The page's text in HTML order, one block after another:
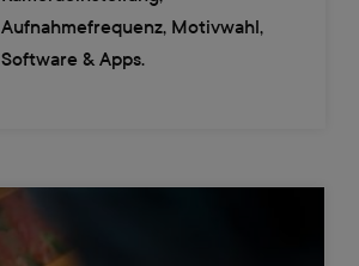
Aufnahmefrequenz, Motivwahl,
Software & Apps.